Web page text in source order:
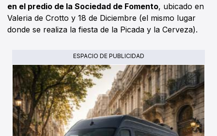
en el predio de la Sociedad de Fomento, ubicado en
Valeria de Crotto y 18 de Diciembre (el mismo lugar
donde se realiza la fiesta de la Picada y la Cerveza).
ESPACIO DE PUBLICIDAD